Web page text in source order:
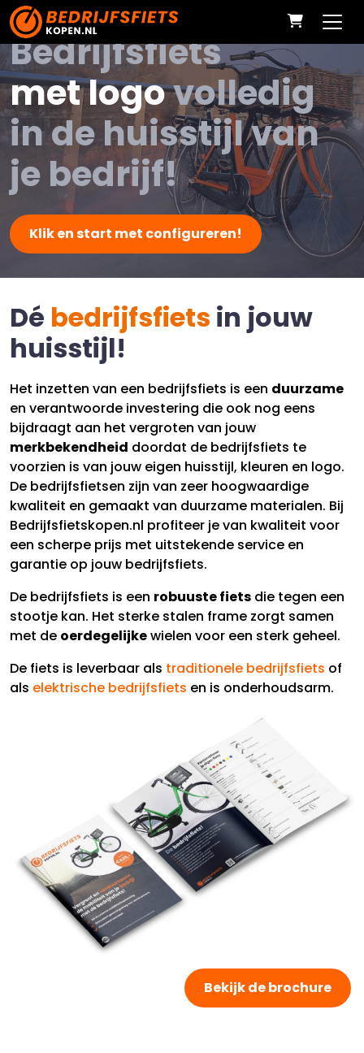
Bedrijfsfiets
met logovolledig
in de huisstijl van
je bedrijf!
Klik en start met configureren!
Dé bedrijfsfiets in jouw
huisstijl!
Het inzetten van een bedrijfsfiets is een duurzame
en verantwoorde investering die ook nog eens
bijdraagt aan het vergroten van jouw
merkbekendheid doordat de bedrijfsfiets te
voorzien is van jouw eigen huisstijl, kleuren en logo.
De bedrijfsfietsen zijn van zeer hoogwaardige
kwaliteit en gemaakt van duurzame materialen. Bij
Bedrijfsfietskopen.nl profiteer je van kwaliteit voor
een scherpe prijs met uitstekende service en
garantie op jouw bedrijfsfiets.
De bedrijfsfiets is een robuuste fiets die tegen een
stootje kan. Het sterke stalen frame zorgt samen
met de oerdegelijkewielen voor een sterk geheel.
De fiets is leverbaar als traditionele bedrijfsfiets of
als elektrische bedrijfsfiets en is onderhoudsarm.
Bekijk de brochure